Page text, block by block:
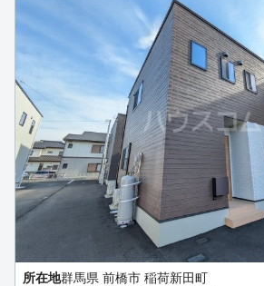
所在地群馬県 前橋市 稲荷新田町